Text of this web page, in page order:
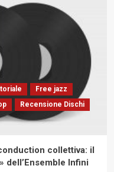
Free jazz
Recensione Dischi
collettiva: il
dell’Ensemble Infini